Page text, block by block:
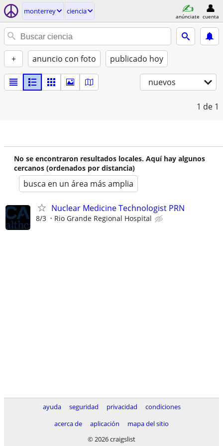
monterrey ciencia
anúnciate cuenta
+ anuncio con foto publicado hoy
nuevos
1 de 1
No se encontraron resultados locales. Aquí hay algunos
cercanos (ordenados por distancia)
busca en un área más amplia
Nuclear Medicine Technologist PRN
8/3 Rio Grande Regional Hospital
ayuda seguridad privacidad
condiciones
acerca de
aplicación
mapa del sitio
© 2026 craigslist